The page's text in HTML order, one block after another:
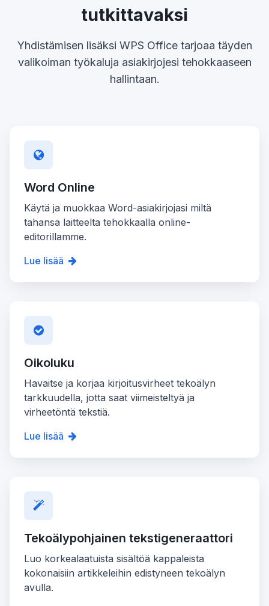
tutkittavaksi
Yhdistämisen lisäksi WPS Office tarjoaa täyden
valikoiman työkaluja asiakirjojesi tehokkaaseen
hallintaan.
Word Online
Käytä ja muokkaa Word-asiakirjojasi miltä
tahansa laitteelta tehokkaalla online-
editorillamme.
Lue lisää
Oikoluku
Havaitse ja korjaa kirjoitusvirheet tekoälyn
tarkkuudella, jotta saat viimeisteltyä ja
virheetöntä tekstiä.
Lue lisää
Tekoälypohjainen tekstigeneraattori
Luo korkealaatuista sisältöä kappaleista
kokonaisiin artikkeleihin edistyneen tekoälyn
avulla.